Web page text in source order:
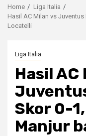
Home
Liga Italia
Hasil AC Milan vs
Locatelli
Liga Italia
Hasil AC
Skor 0-
Manjur